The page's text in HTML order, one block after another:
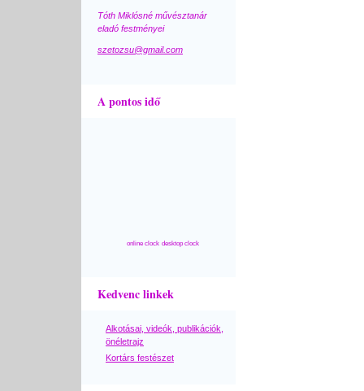
Tóth Miklósné művésztanár
eladó festményei
szetozsu@gmail.com
A pontos idő
online clock desktop clock
Kedvenc linkek
Alkotásai, videók, publikációk,
önéletrajz
Kortárs festészet